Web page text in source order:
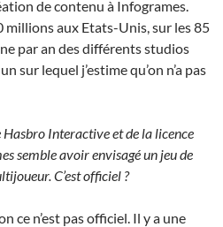
de contenu à Infogrames.
millions aux Etats-Unis, sur les 85
par an des différents studios
sur lequel j’estime qu’on n’a pas
Interactive et de la licence
semble avoir envisagé un jeu de
C’est officiel ?
ce n’est pas officiel. Il y a une